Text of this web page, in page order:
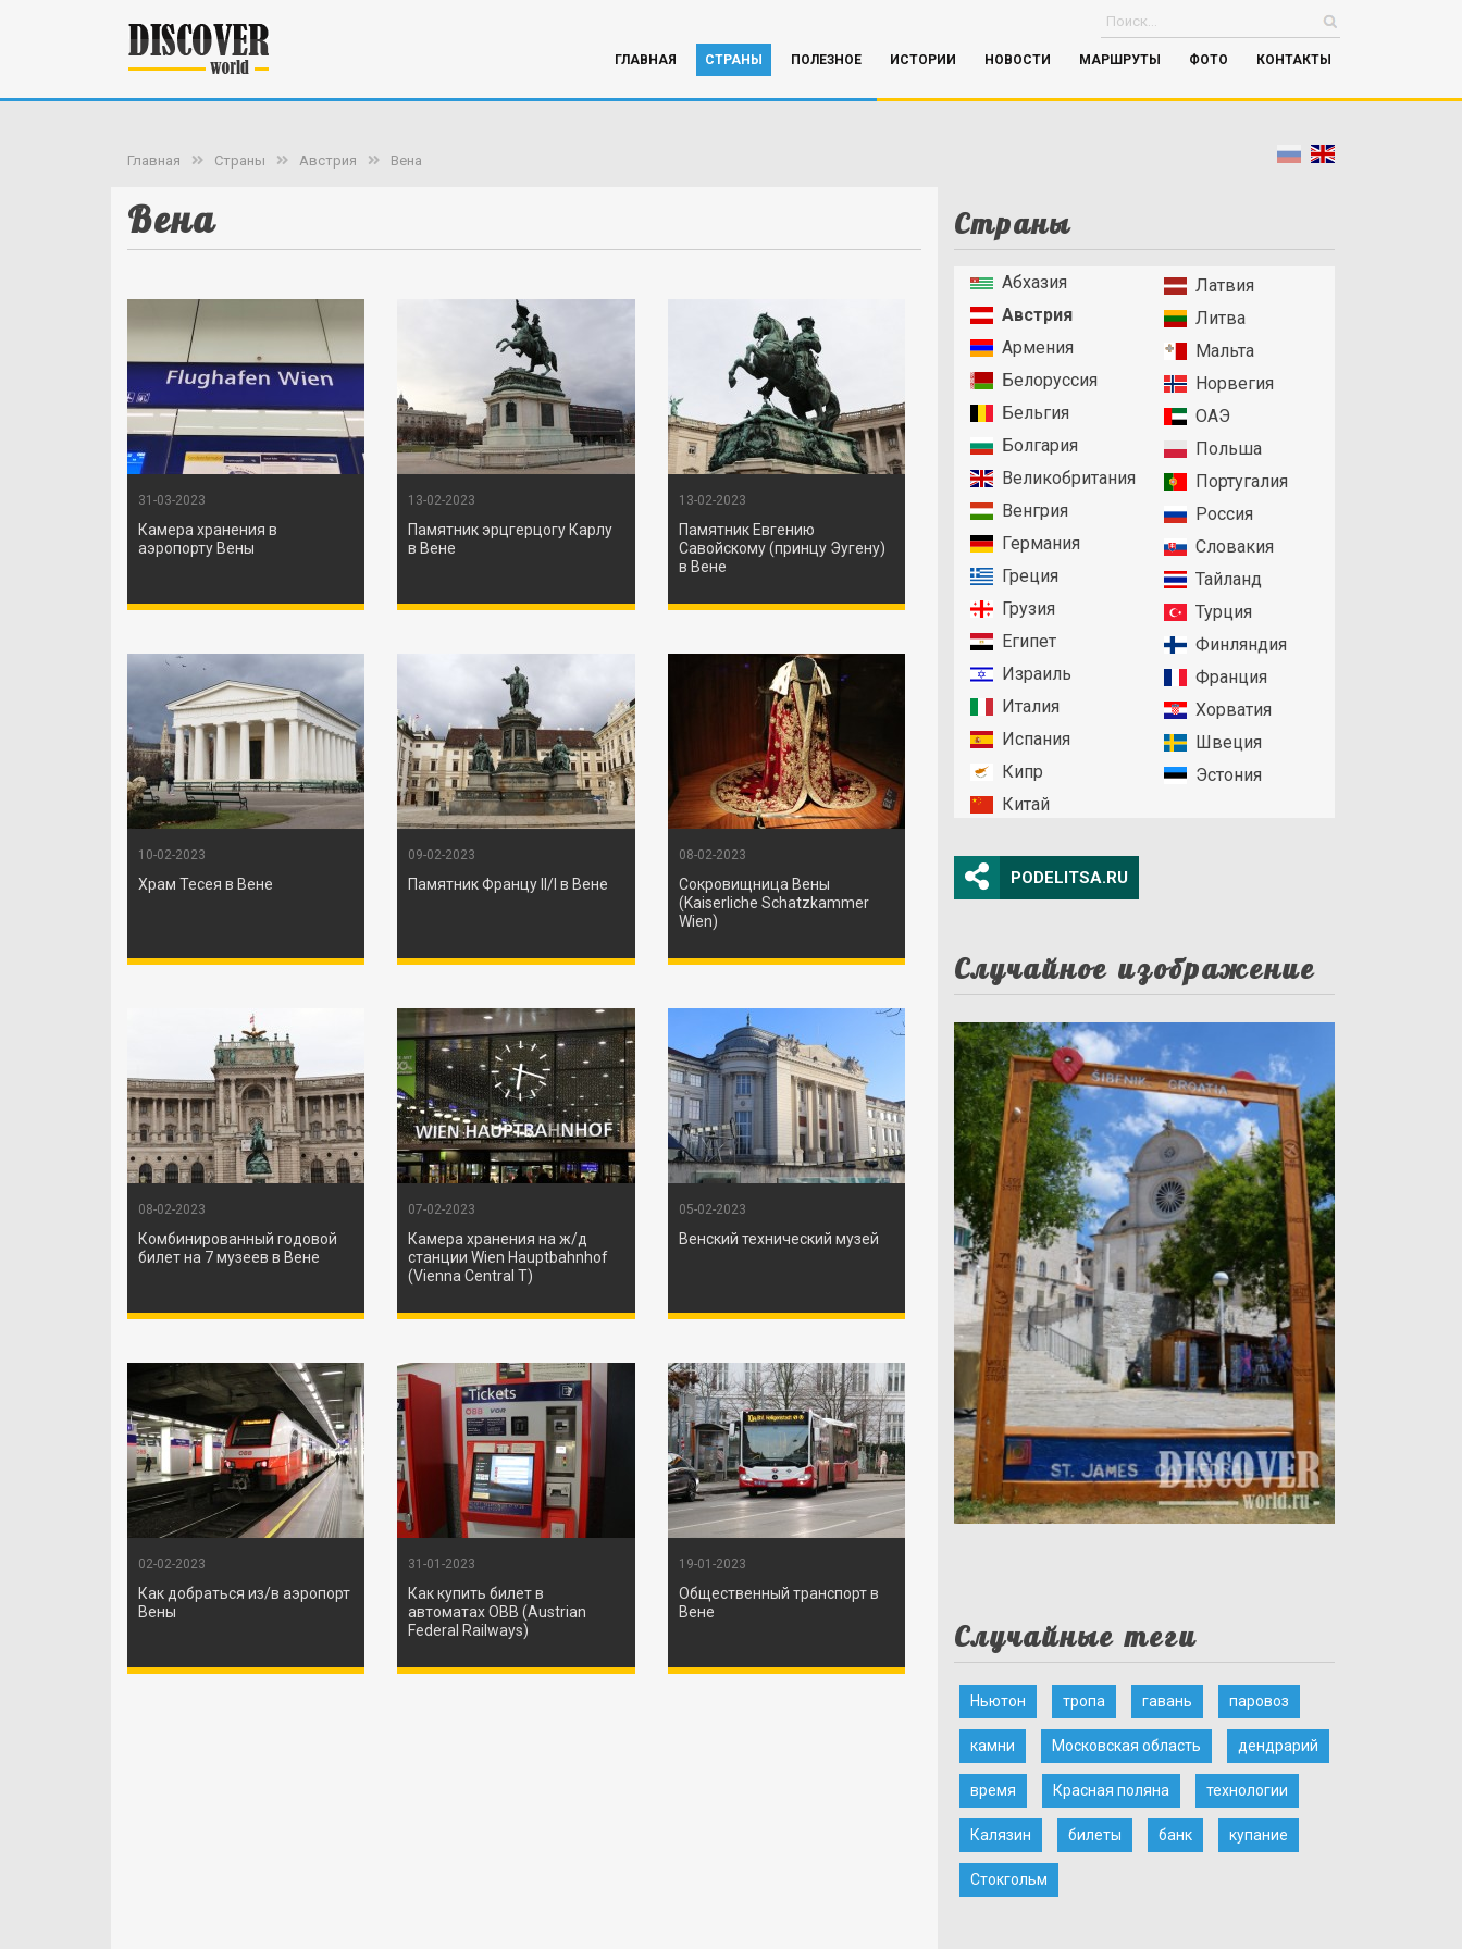
ГЛАВНАЯ СТРАНЫ ПОЛЕЗНОЕ ИСТОРИИ НОВОСТИ МАРШРУТЫ ФОТО КОНТАКТЫ
Главная Страны Австрия Вена
Вена
31-03-2023
Камера хранения в
аэропорту Вены
13-02-2023
Памятник эрцгерцогу Карлу
в Вене
13-02-2023
Памятник Евгению
Савойскому (принцу Эугену)
в Вене
10-02-2023
Храм Тесея в Вене
09-02-2023
Памятник Францу II/I в Вене
08-02-2023
Сокровищница Вены
(Kaiserliche Schatzkammer
Wien)
08-02-2023
Комбинированный годовой
билет на 7 музеев в Вене
07-02-2023
Камера хранения на ж/д
станции Wien Hauptbahnhof
(Vienna Central T)
05-02-2023
Венский технический музей
02-02-2023
Как добраться из/в аэропорт
Вены
31-01-2023
Как купить билет в
автоматах OBB (Austrian
Federal Railways)
19-01-2023
Общественный транспорт в
Вене
Страны
Абхазия
Австрия
Армения
Белоруссия
Бельгия
Болгария
Великобритания
Венгрия
Германия
Греция
Грузия
Египет
Израиль
Италия
Испания
Кипр
Китай
Латвия
Литва
Мальта
Норвегия
ОАЭ
Польша
Португалия
Россия
Словакия
Тайланд
Турция
Финляндия
Франция
Хорватия
Швеция
Эстония
PODELITSA.RU
Случайное изображение
Случайные теги
Ньютон тропа гавань паровоз
камни Московская область дендрарий
время Красная поляна технологии
Калязин билеты банк купание
Стокгольм